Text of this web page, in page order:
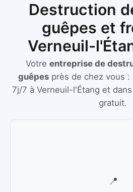
Destruction
guêpes et
Verneuil-
Votre entreprise de
guêpes près de chez vous :
7j/7 à Verneuil-l'Étang et
gratuit.
📍